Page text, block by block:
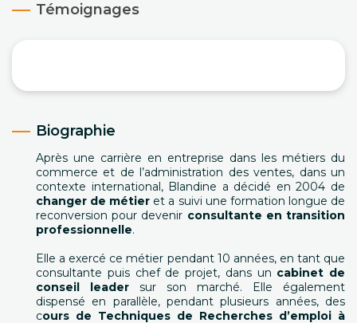
Témoignages
Biographie
Après une carrière en entreprise dans les métiers du
commerce et de l’administration des ventes, dans un
contexte international, Blandine a décidé en 2004 de
changer de métier et a suivi une formation longue de
reconversion pour devenir consultante en transition
professionnelle.
Elle a exercé ce métier pendant 10 années, en tant que
consultante puis chef de projet, dans un cabinet de
conseil leader sur son marché. Elle également
dispensé en parallèle, pendant plusieurs années, des
cours de Techniques de Recherches d’emploi à